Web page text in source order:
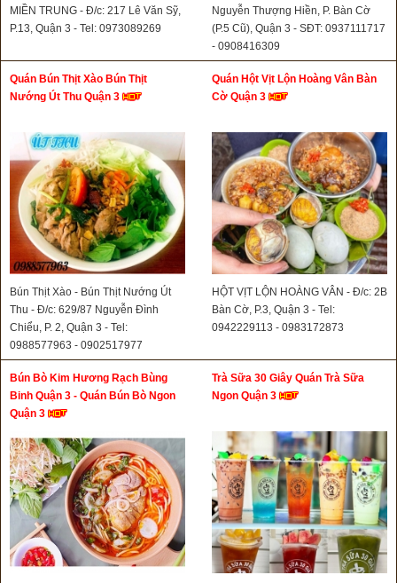
MIỀN TRUNG - Đ/c: 217 Lê Văn Sỹ,
P.13, Quận 3 - Tel: 0973089269
Nguyễn Thượng Hiền, P. Bàn Cờ
(P.5 Cũ), Quận 3 - SĐT: 0937111717
- 0908416309
Quán Bún Thịt Xào Bún Thịt
Nướng Út Thu Quận 3
Bún Thịt Xào - Bún Thịt Nướng Út
Thu - Đ/c: 629/87 Nguyễn Đình
Chiểu, P. 2, Quận 3 - Tel:
0988577963 - 0902517977
Quán Hột Vịt Lộn Hoàng Vân Bàn
Cờ Quận 3
HỘT VỊT LỘN HOÀNG VÂN - Đ/c: 2B
Bàn Cờ, P.3, Quận 3 - Tel:
0942229113 - 0983172873
Bún Bò Kim Hương Rạch Bùng
Binh Quận 3 - Quán Bún Bò Ngon
Quận 3
Trà Sữa 30 Giây Quán Trà Sữa
Ngon Quận 3